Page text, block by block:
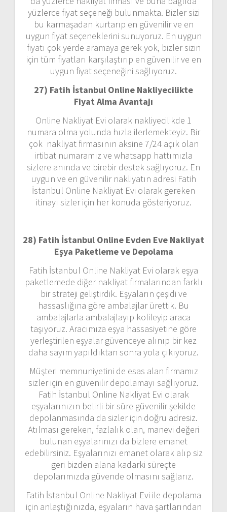
yüzlerce fiyat seçeneği bulunmakta. Bizler sizi
bu karmaşadan kurtarıp en güvenilir ve en
uygun fiyat seçeneklerini sunuyoruz. En uygun
fiyatı çok yerde aramaya gerek yok, bizler sizin
için tüm fiyatları karşılaştırıp en güvenilir ve en
uygun fiyat seçeneğini sağlıyoruz.
27) Fatih İstanbul Online Nakliyecilikte
Fiyat Alma Avantajı
Online Nakliyat Evi olarak nakliyecilikde 1
numara olma yolunda hızla ilerlemekteyiz. Bir
çok nakliyat firmasının aksine 7/24 açık olan
irtibat numaramız ve whatsapp hattımızla
sizlere anında ve birebir destek sağlıyoruz. En
uygun ve en güvenilir nakliyatın adresi Fatih
İstanbul Online Nakliyat Evi olarak gereken
itinayı sizler için her konuda gösteriyoruz.
28) Fatih İstanbul Online Evden Eve Nakliyat
Eşya Paketleme ve Depolama
Fatih İstanbul Online Nakliyat Evi olarak eşya
paketlemede diğer nakliyat firmalarından farklı
bir strateji geliştirdik. Eşyaların çeşidi ve
hassaslığına göre ambalajlar ürettik. Bu
ambalajlarla ambalajlayıp kolileyip araca
taşıyoruz. Aracımıza eşya hassasiyetine göre
yerleştirilen eşyalar güvenceye alınıp bir kez
daha sayım yapıldıktan sonra yola çıkıyoruz.
Müşteri memnuniyetini de esas alan firmamız
sizler için en güvenilir depolamayı sağlıyoruz.
Fatih İstanbul Online Nakliyat Evi olarak
eşyalarınızın belirli bir süre güvenilir şekilde
depolanmasında da sizler için doğru adresiz.
Atılması gereken, fazlalık olan, manevi değeri
bulunan eşyalarınızı da bizlere emanet
edebilirsiniz. Eşyalarınızı emanet olarak alıp siz
geri bizden alana kadarki süreçte
depolarımızda güvende olmasını sağlarız.
Fatih İstanbul Online Nakliyat Evi ile depolama
için anlaştığınızda, eşyaların hava şartlarından